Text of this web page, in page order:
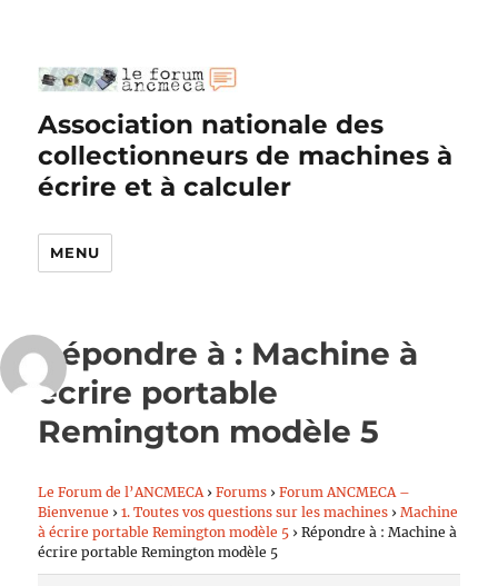
Association nationale des
collectionneurs de machines à
écrire et à calculer
MENU
Répondre à : Machine à
écrire portable
Remington modèle 5
Le Forum de l’ANCMECA › Forums › Forum ANCMECA –
Bienvenue › 1. Toutes vos questions sur les machines › Machine
à écrire portable Remington modèle 5 › Répondre à : Machine à
écrire portable Remington modèle 5